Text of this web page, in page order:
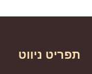
תפריט ניווט